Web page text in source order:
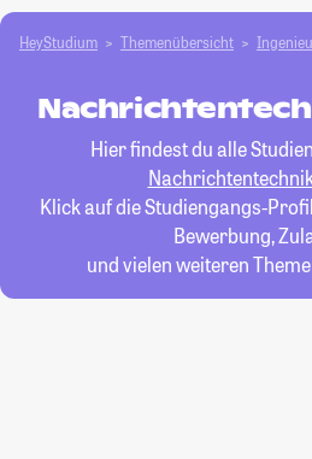
HeyStudium Themenübersicht
Hier findest du alle
Klick auf die Studiengangs-
Bewerbung,
und vielen weiteren